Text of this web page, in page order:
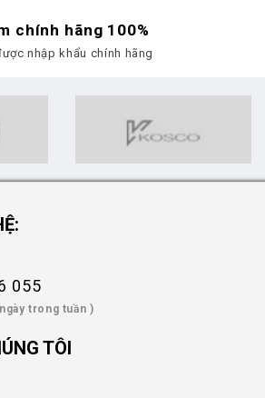
chính hãng 100%
nhập khẩu chính hãng
055
trong tuần )
TÔI